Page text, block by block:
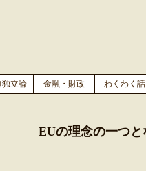
独立論 金融・財政 わくわく話
EUの理念の一つ